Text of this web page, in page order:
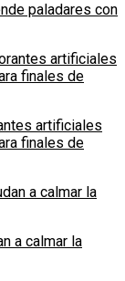
paladares con
artificiales
finales de
a calmar la